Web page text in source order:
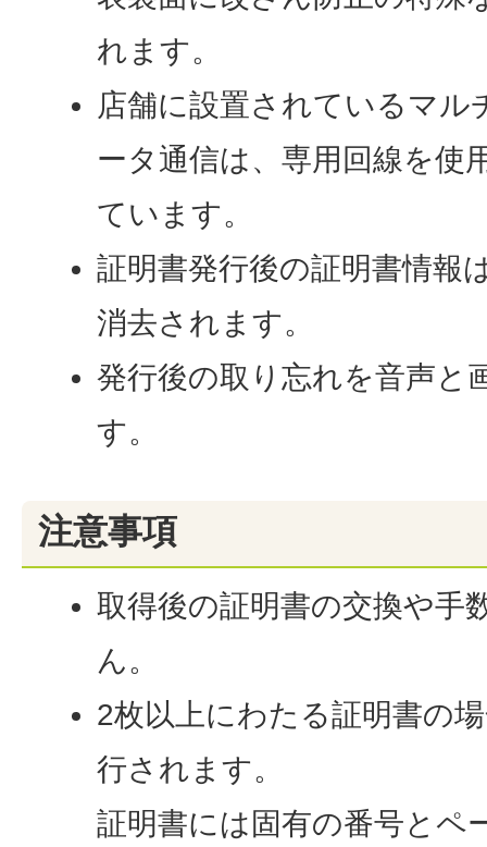
れます。
店舗に設置されているマル
ータ通信は、専用回線を使
ています。
証明書発行後の証明書情報
消去されます。
発行後の取り忘れを音声と
す。
注意事項
取得後の証明書の交換や手
ん。
2枚以上にわたる証明書の
行されます。
証明書には固有の番号とペ